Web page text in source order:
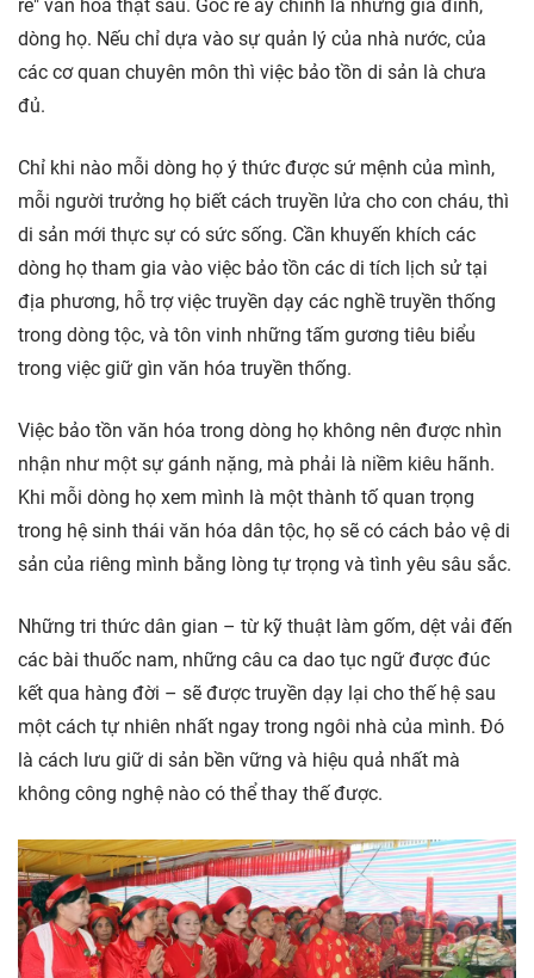
rễ" văn hóa thật sâu. Gốc rễ ấy chính là những gia đình,
dòng họ. Nếu chỉ dựa vào sự quản lý của nhà nước, của
các cơ quan chuyên môn thì việc bảo tồn di sản là chưa
đủ.
Chỉ khi nào mỗi dòng họ ý thức được sứ mệnh của mình,
mỗi người trưởng họ biết cách truyền lửa cho con cháu, thì
di sản mới thực sự có sức sống. Cần khuyến khích các
dòng họ tham gia vào việc bảo tồn các di tích lịch sử tại
địa phương, hỗ trợ việc truyền dạy các nghề truyền thống
trong dòng tộc, và tôn vinh những tấm gương tiêu biểu
trong việc giữ gìn văn hóa truyền thống.
Việc bảo tồn văn hóa trong dòng họ không nên được nhìn
nhận như một sự gánh nặng, mà phải là niềm kiêu hãnh.
Khi mỗi dòng họ xem mình là một thành tố quan trọng
trong hệ sinh thái văn hóa dân tộc, họ sẽ có cách bảo vệ di
sản của riêng mình bằng lòng tự trọng và tình yêu sâu sắc.
Những tri thức dân gian – từ kỹ thuật làm gốm, dệt vải đến
các bài thuốc nam, những câu ca dao tục ngữ được đúc
kết qua hàng đời – sẽ được truyền dạy lại cho thế hệ sau
một cách tự nhiên nhất ngay trong ngôi nhà của mình. Đó
là cách lưu giữ di sản bền vững và hiệu quả nhất mà
không công nghệ nào có thể thay thế được.